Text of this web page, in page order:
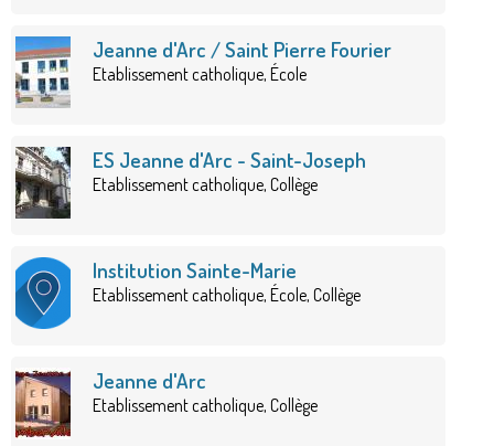
Jeanne d'Arc / Saint Pierre Fourier
Etablissement catholique, École
ES Jeanne d'Arc - Saint-Joseph
Etablissement catholique, Collège
Institution Sainte-Marie
Etablissement catholique, École, Collège
Jeanne d'Arc
Etablissement catholique, Collège